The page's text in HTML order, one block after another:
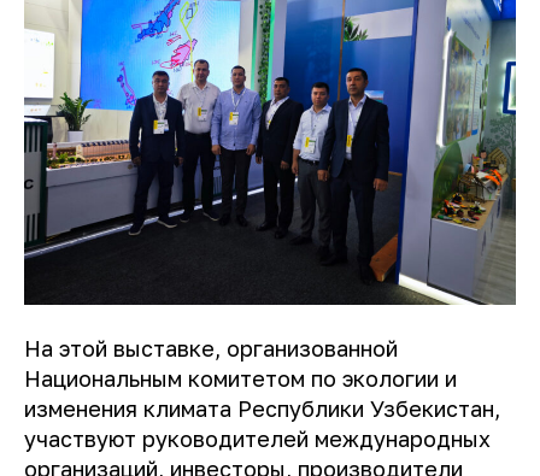
На этой выставке, организованной
Национальным комитетом по экологии и
изменения климата Республики Узбекистан,
участвуют руководителей международных
организаций, инвесторы, производители